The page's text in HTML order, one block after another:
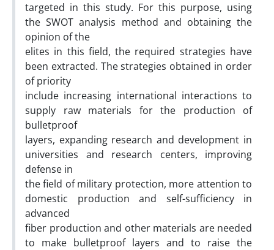
targeted in this study. For this purpose, using
the SWOT analysis method and obtaining the
opinion of the
elites in this field, the required strategies have
been extracted. The strategies obtained in order
of priority
include increasing international interactions to
supply raw materials for the production of
bulletproof
layers, expanding research and development in
universities and research centers, improving
defense in
the field of military protection, more attention to
domestic production and self-sufficiency in
advanced
fiber production and other materials are needed
to make bulletproof layers and to raise the